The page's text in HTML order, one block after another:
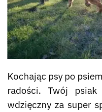
Kochając psy po
radości. Twój
wdzięczny za super